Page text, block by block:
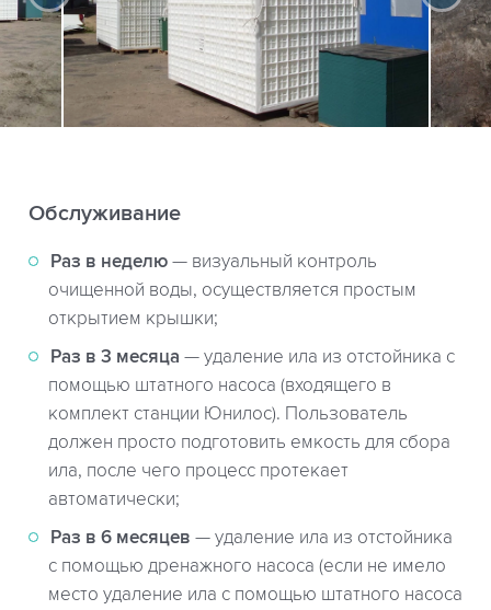
Обслуживание
Раз в неделю — визуальный контроль
очищенной воды, осуществляется простым
открытием крышки;
Раз в 3 месяца — удаление ила из отстойника с
помощью штатного насоса (входящего в
комплект станции Юнилос). Пользователь
должен просто подготовить емкость для сбора
ила, после чего процесс протекает
автоматически;
Раз в 6 месяцев — удаление ила из отстойника
с помощью дренажного насоса (если не имело
место удаление ила с помощью штатного насоса